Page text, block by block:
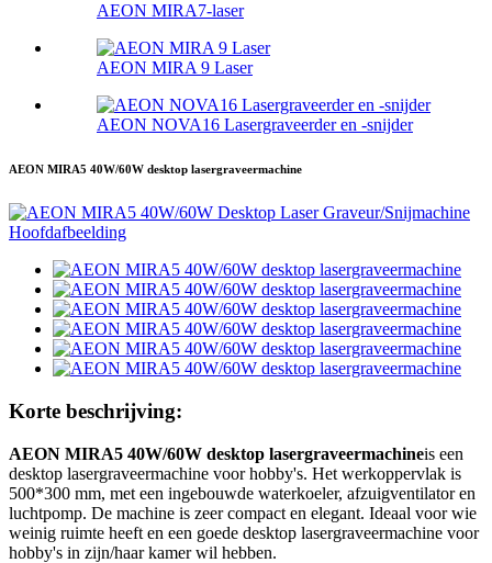
AEON MIRA7-laser
AEON MIRA 9 Laser
AEON NOVA16 Lasergraveerder en -snijder
AEON MIRA5 40W/60W desktop lasergraveermachine
Korte beschrijving:
AEON MIRA5 40W/60W desktop lasergraveermachineis een
desktop lasergraveermachine voor hobby's. Het werkoppervlak is
500*300 mm, met een ingebouwde waterkoeler, afzuigventilator en
luchtpomp. De machine is zeer compact en elegant. Ideaal voor wie
weinig ruimte heeft en een goede desktop lasergraveermachine voor
hobby's in zijn/haar kamer wil hebben.